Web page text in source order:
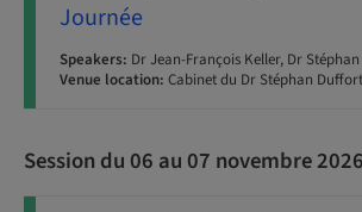
Journée
Speakers: Dr Jean-François Keller, Dr
Venue location: Cabinet du Dr Stéphan Duffort
Session du 06 au 07 novembre 2026